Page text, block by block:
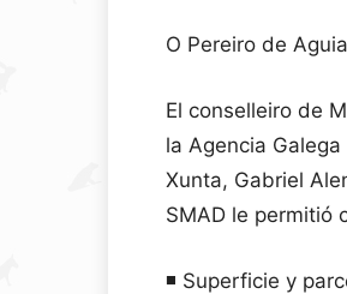
O Pereiro de
El conselleiro de
la Agencia
Xunta, Gabriel
SMAD le permitió
◾️ Superficie y